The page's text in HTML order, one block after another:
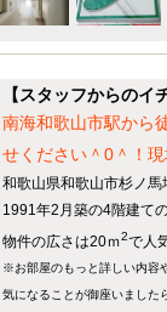
【スタッフからのイ
南海和歌山市駅から
せください＾0＾！
和歌山県和歌山市杉ノ馬
1991年2月築の4階建て
物件の広さは20ｍ2で人
※お部屋のもっと詳しい内容
気になることが御座いました